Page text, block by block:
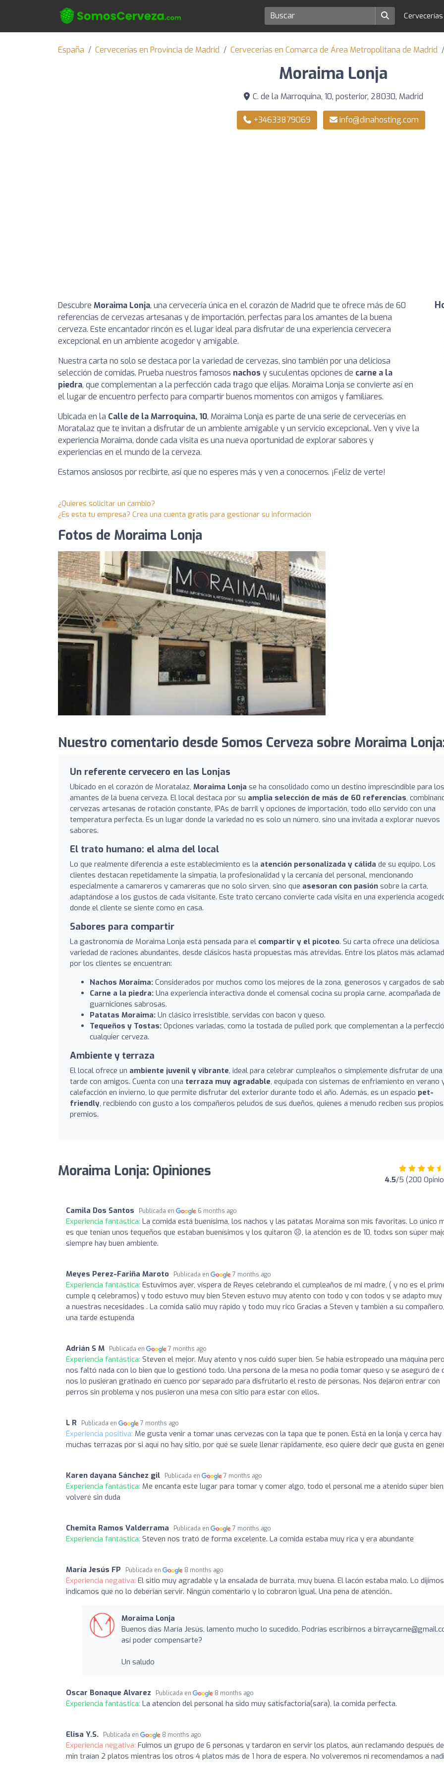
Cervecerías
España Cervecerías en Provincia de Madrid Cervecerías en Comarca de Área Metropolitana de Madrid
Moraima Lonja
C. de la Marroquina, 10, posterior, 28030, Madrid
+34633879069 info@dinahosting.com
Descubre Moraima Lonja, una cervecería única en el corazón de Madrid que te ofrece más de 60
referencias de cervezas artesanas y de importación, perfectas para los amantes de la buena
cerveza. Este encantador rincón es el lugar ideal para disfrutar de una experiencia cervecera
excepcional en un ambiente acogedor y amigable.
Nuestra carta no solo se destaca por la variedad de cervezas, sino también por una deliciosa
selección de comidas. Prueba nuestros famosos nachos y suculentas opciones de carne a la
piedra, que complementan a la perfección cada trago que elijas. Moraima Lonja se convierte así en
el lugar de encuentro perfecto para compartir buenos momentos con amigos y familiares.
Ubicada en la Calle de la Marroquina, 10, Moraima Lonja es parte de una serie de cervecerías en
Moratalaz que te invitan a disfrutar de un ambiente amigable y un servicio excepcional. Ven y vive la
experiencia Moraima, donde cada visita es una nueva oportunidad de explorar sabores y
experiencias en el mundo de la cerveza.
Estamos ansiosos por recibirte, así que no esperes más y ven a conocernos. ¡Feliz de verte!
¿Quieres solicitar un cambio?
¿Es esta tu empresa? Crea una cuenta gratis para gestionar su información
Fotos de Moraima Lonja
Nuestro comentario desde Somos Cerveza sobre Moraima
Un referente cervecero en las Lonjas
Ubicado en el corazón de Moratalaz, Moraima Lonja se ha consolidado como un destino imprescindible para los
amantes de la buena cerveza. El local destaca por su amplia selección de más de 60 referencias,
cervezas artesanas de rotación constante, IPAs de barril y opciones de importación, todo ello servido con una
temperatura perfecta. Es un lugar donde la variedad no es solo un número, sino una invitada a explorar nuevos
sabores.
El trato humano: el alma del local
Lo que realmente diferencia a este establecimiento es la atención personalizada y cálida de su equipo. Los
clientes destacan repetidamente la simpatía, la profesionalidad y la cercanía del personal, mencionando
especialmente a camareros y camareras que no solo sirven, sino que asesoran con pasión sobre la carta,
adaptándose a los gustos de cada visitante. Este trato cercano convierte cada visita en una experiencia
donde el cliente se siente como en casa.
Sabores para compartir
La gastronomía de Moraima Lonja está pensada para el compartir y el picoteo. Su carta ofrece una deliciosa
variedad de raciones abundantes, desde clásicos hasta propuestas más atrevidas. Entre los platos más
por los clientes se encuentran:
Nachos Moraima: Considerados por muchos como los mejores de la zona, generosos y cargados de
Carne a la piedra: Una experiencia interactiva donde el comensal cocina su propia carne, acompañada de
guarniciones sabrosas.
Patatas Moraima: Un clásico irresistible, servidas con bacon y queso.
Tequeños y Tostas: Opciones variadas, como la tostada de pulled pork, que complementan a la
cualquier cerveza.
Ambiente y terraza
El local ofrece un ambiente juvenil y vibrante, ideal para celebrar cumpleaños o simplemente disfrutar de una
tarde con amigos. Cuenta con una terraza muy agradable, equipada con sistemas de enfriamiento en verano
calefacción en invierno, lo que permite disfrutar del exterior durante todo el año. Además, es un espacio pet-
friendly, recibiendo con gusto a los compañeros peludos de sus dueños, quienes a menudo reciben sus propios
premios.
Moraima Lonja: Opiniones 4.5/5 (200
Camila Dos Santos Publicada en 6 months ago
Experiencia fantástica: La comida está buenísima, los nachos y las patatas Moraima son mis favoritas. Lo único
es que tenían unos tequeños que estaban buenísimos y los quitaron ☹️, la atención es de 10, todxs son súper
siempre hay buen ambiente.
Meyes Perez-Fariña Maroto Publicada en 7 months ago
Experiencia fantástica: Estuvimos ayer, víspera de Reyes celebrando el cumpleaños de mi madre, ( y no es el
cumple q celebramos) y todo estuvo muy bien Steven estuvo muy atento con todo y con todos y se adapto muy
a nuestras necesidades . La comida salió muy rápido y todo muy rico Gracias a Steven y también a su
una tarde estupenda
Adrián S M Publicada en 7 months ago
Experiencia fantástica: Steven el mejor. Muy atento y nos cuidó super bien. Se había estropeado una máquina
nos faltó nada con lo bien que lo gestionó todo. Una persona de la mesa no podía tomar queso y se aseguró de
nos lo pusieran gratinado en cuenco por separado para disfrutarlo el resto de personas. Nos dejaron entrar con
perros sin problema y nos pusieron una mesa con sitio para estar con ellos.
L R Publicada en 7 months ago
Experiencia positiva: Me gusta venir a tomar unas cervezas con la tapa que te ponen. Está en la lonja y cerca hay
muchas terrazas por si aquí no hay sitio, por qué se suele llenar rápidamente, eso quiere decir que gusta en
Karen dayana Sánchez gil Publicada en 7 months ago
Experiencia fantástica: Me encanta este lugar para tomar y comer algo, todo el personal me a atenido súper bien,
volveré sin duda
Chemita Ramos Valderrama Publicada en 7 months ago
Experiencia fantástica: Steven nos trató de forma excelente. La comida estaba muy rica y era abundante
María Jesús FP Publicada en 8 months ago
Experiencia negativa: El sitio muy agradable y la ensalada de burrata, muy buena. El lacón estaba malo. Lo
indicamos que no lo deberían servir. Ningún comentario y lo cobraron igual. Una pena de atención..
Moraima Lonja
Buenos días María Jesús, lamento mucho lo sucedido. Podrías escribirnos a
así poder compensarte?
Un saludo
Oscar Bonaque Alvarez Publicada en 8 months ago
Experiencia fantástica: La atencion del personal ha sido muy satisfactoria(sara), la comida perfecta.
Elisa Y.S. Publicada en 8 months ago
Experiencia negativa: Fuimos un grupo de 6 personas y tardaron en servir los platos, aún reclamando después
min traían 2 platos mientras los otros 4 platos más de 1 hora de espera. No volveremos ni recomendamos a